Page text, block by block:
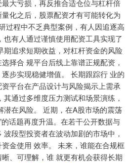
大亏损，再反推合适仓位与杠杆倍
化之后，股票配资才有可能转化为
过程中不乏典型案例，有人因追逐高
有人通过谨慎使用配资工具实现了
追求短期收益，对杠杆资金的风险
择合 规平台后线上靠谱正规配资，
步实现稳健增值。 长期跟踪行 业的
平台在产品设计与风险揭示上需承
通过多维度压力测试和场景演练，
潜在风险。 近期，在A股市场的震荡
话题再度升温。在若干公开数据与
段型投资者在波动加剧的市场中，
金使用 效率。 未来，谁能在合规框
、可理解，谁 就更有机会获得长期